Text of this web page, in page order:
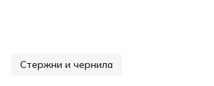
Стержни и чернила